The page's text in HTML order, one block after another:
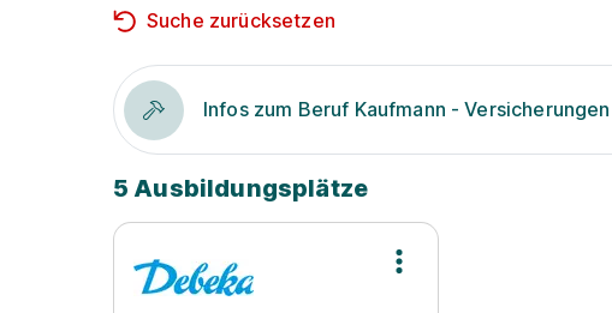
Suche zurücksetzen
Infos zum Beruf Kaufmann -
5 Ausbildungsplätze